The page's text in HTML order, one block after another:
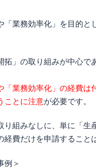
「業務効率化」を目的と
拓」の取り組みが中心で
「業務効率化」の経費は
ことに注意が必要です。
り組みなしに、単に「生
経費だけを申請すること
例＞